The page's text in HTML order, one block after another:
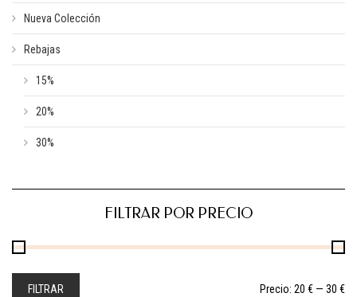
Nueva Colección
Rebajas
15%
20%
30%
FILTRAR POR PRECIO
FILTRAR Precio: 20 € — 30 €